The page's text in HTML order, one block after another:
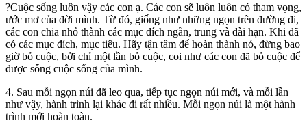
?Cuộc sống luôn vậy các con ạ. Các con sẽ luôn luôn có tham vọng,
ước mơ của đời mình. Từ đó, giống như những ngọn trên đường đi,
các con chia nhỏ thành các mục đích ngắn, trung và dài hạn. Khi đã
có các mục đích, mục tiêu. Hãy tận tâm để hoàn thành nó, đừng bao
giờ bỏ cuộc, bởi chỉ một lần bỏ cuộc, coi như các con đã bỏ cuộc để
được sống cuộc sống của mình.
4. Sau mỗi ngọn núi đã leo qua, tiếp tục ngọn núi mới, và mỗi lần
như vậy, hành trình lại khác đi rất nhiều. Mỗi ngọn núi là một hành
trình mới hoàn toàn.